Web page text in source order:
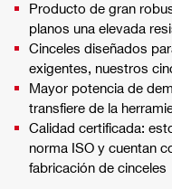
Producto de gran
planos una elevada
Cinceles diseñados
exigentes, nuestros
Mayor potencia de
transfiere de la
Calidad certificada:
norma ISO y cuentan
fabricación de cinceles